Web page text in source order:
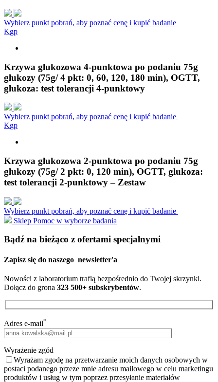
Wybierz punkt pobrań, aby poznać cenę i kupić badanie
Kgp
Krzywa glukozowa 4-punktowa po podaniu 75g
glukozy (75g/ 4 pkt: 0, 60, 120, 180 min), OGTT,
glukoza: test tolerancji 4-punktowy
Wybierz punkt pobrań, aby poznać cenę i kupić badanie
Kgp
Krzywa glukozowa 2-punktowa po podaniu 75g
glukozy (75g/ 2 pkt: 0, 120 min), OGTT, glukoza:
test tolerancji 2-punktowy – Zestaw
Wybierz punkt pobrań, aby poznać cenę i kupić badanie
Sklep Pomoc w wyborze badania
Bądź na bieżąco z ofertami specjalnymi
Zapisz się do naszego newsletter'a
Nowości z laboratorium trafią bezpośrednio do Twojej skrzynki.
Dołącz do grona 323 500+ subskrybentów.
Adres e-mail*
Wyrażenie zgód
Wyrażam zgodę na przetwarzanie moich danych osobowych w
postaci podanego przeze mnie adresu mailowego w celu marketingu
produktów i usług w tym poprzez przesyłanie materiałów